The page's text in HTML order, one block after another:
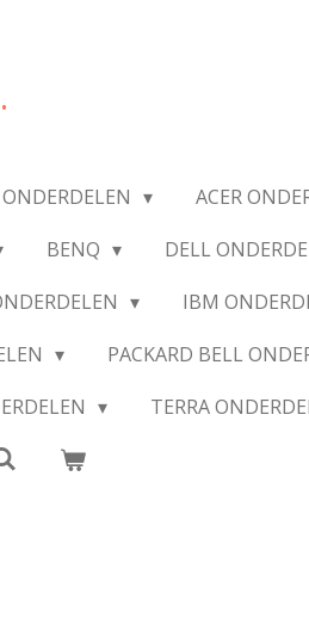
.
ACER
BENQ DELL
IBM
PACKARD BELL
TERRA